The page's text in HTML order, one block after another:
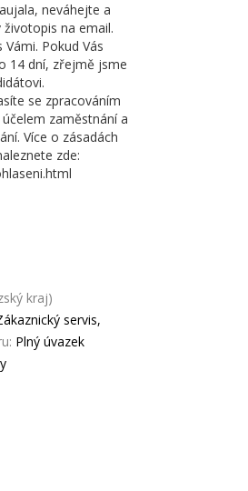
neváhejte a
na email.
Pokud Vás
14 dní, zřejmě jsme
se zpracováním
zaměstnání a
Více o zásadách
zde:
kraj)
servis,
Plný úvazek